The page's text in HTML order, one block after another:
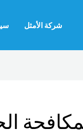
شركة الأمثل